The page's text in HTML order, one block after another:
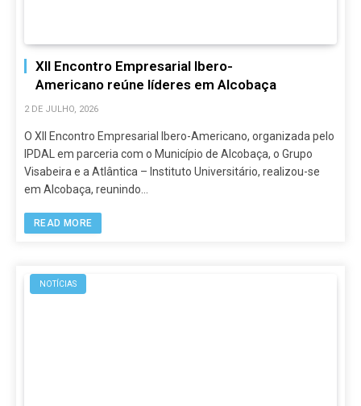
XII Encontro Empresarial Ibero-
Americano reúne líderes em Alcobaça
2 DE JULHO, 2026
O XII Encontro Empresarial Ibero-Americano, organizada pelo
IPDAL em parceria com o Município de Alcobaça, o Grupo
Visabeira e a Atlântica – Instituto Universitário, realizou-se
em Alcobaça, reunindo…
READ MORE
NOTÍCIAS